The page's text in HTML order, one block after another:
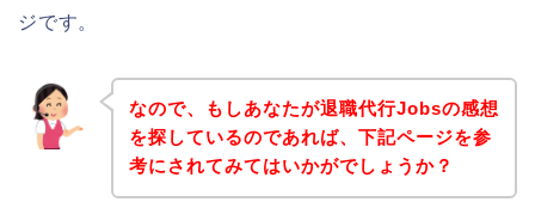
ジです。
なので、もしあなたが退職代行Jobsの感想
を探しているのであれば、下記ページを参
考にされてみてはいかがでしょうか？